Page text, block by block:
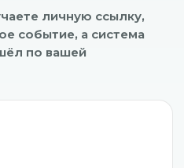
личную ссылку,
событие, а система
по вашей